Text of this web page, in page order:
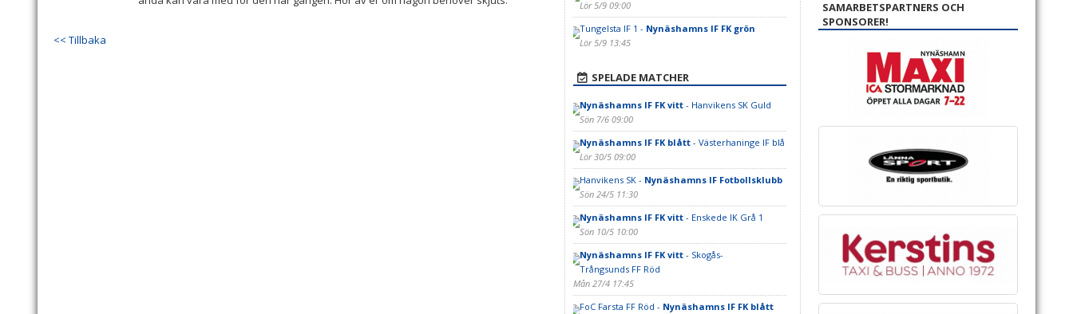
<< Tillbaka
Lör 5/9 09:00
Tungelsta IF 1 - Nynäshamns IF FK grön
Lör 5/9 13:45
SPELADE MATCHER
Nynäshamns IF FK vitt- Hanvikens SK Guld
Sön 7/6 09:00
Nynäshamns IF FK blått- Västerhaninge IF blå
Lör 30/5 09:00
Hanvikens SK - Nynäshamns IF Fotbollsklubb
Sön 24/5 11:30
Nynäshamns IF FK vitt- Enskede IK Grå 1
Sön 10/5 10:00
Nynäshamns IF FK vitt- Skogås-
Trångsunds FF Röd
Mån 27/4 17:45
FoC Farsta FF Röd - Nynäshamns IF FK blått
SAMARBETSPARTNERS OCH
SPONSORER!